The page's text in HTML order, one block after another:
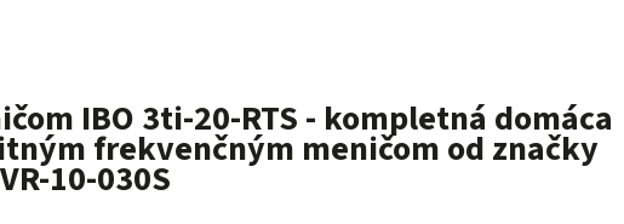
IBO 3ti-20-RTS - kompletná domáca
frekvenčným meničom od značky
10-030S